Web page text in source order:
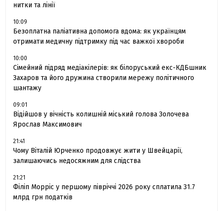
нитки та лінії
10:09
Безоплатна паліативна допомога вдома: як українцям
отримати медичну підтримку під час важкої хвороби
10:00
Сімейний підряд медіакілерів: як білоруський екс-КДБшник
Захаров та його дружина створили мережу політичного
шантажу
09:01
Відійшов у вічність колишній міський голова Золочева
Ярослав Максимович
21:41
Чому Віталій Юрченко продовжує жити у Швейцарії,
залишаючись недосяжним для слідства
21:21
Філіп Морріс у першому півріччі 2026 року сплатила 31.7
млрд грн податків